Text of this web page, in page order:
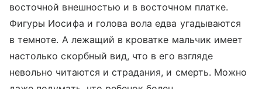
восточной внешностью и в восточном платке.
Фигуры Иосифа и голова вола едва угадываются
в темноте. А лежащий в кроватке мальчик имеет
настолько скорбный вид, что в его взгляде
невольно читаются и страдания, и смерть. Можно